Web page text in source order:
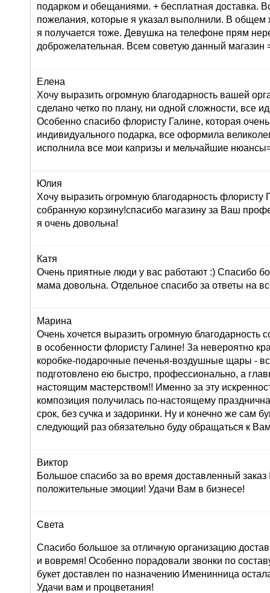
подарком и обещаниями. + бесплатная доставка.
пожелания, которые я указал выполнили. В общем
я получается тоже. Девушка на телефоне прям
доброжелательная. Всем советую данный магазин
Елена
Хочу выразить огромную благодарность вашей
сделано четко по плану, ни одной сложности, все
Особенно спасибо флористу Галине, которая
индивидуального подарка, все оформила
исполнила все мои капризы и мельчайшие
Юлия
Хочу выразить огромную благодарность флористу
собранную корзину!спасибо магазину за Ваш
я очень довольна!
Катя
Очень приятные люди у вас работают :) Спасибо
мама довольна. Отдельное спасибо за ответы на
Марина
Очень хочется выразить огромную благодарность
в особенности флористу Галине! За невероятно
коробке-подарочные печенья-воздушные щары -
подготовлено ею быстро, профессионально, а
настоящим мастерством!! Именно за эту
композиция получилась по-настоящему
срок, без сучка и задоринки. Ну и конечно же сам
следующий раз обязательно буду обращаться к
Виктор
Большое спасибо за во время доставленный
положительные эмоции! Удачи Вам в бизнесе!
Света
Спасибо большое за отличную организацию
и вовремя! Особенно порадовали звонки по
букет доставлен по назначению Именинница
Удачи вам и процветания!